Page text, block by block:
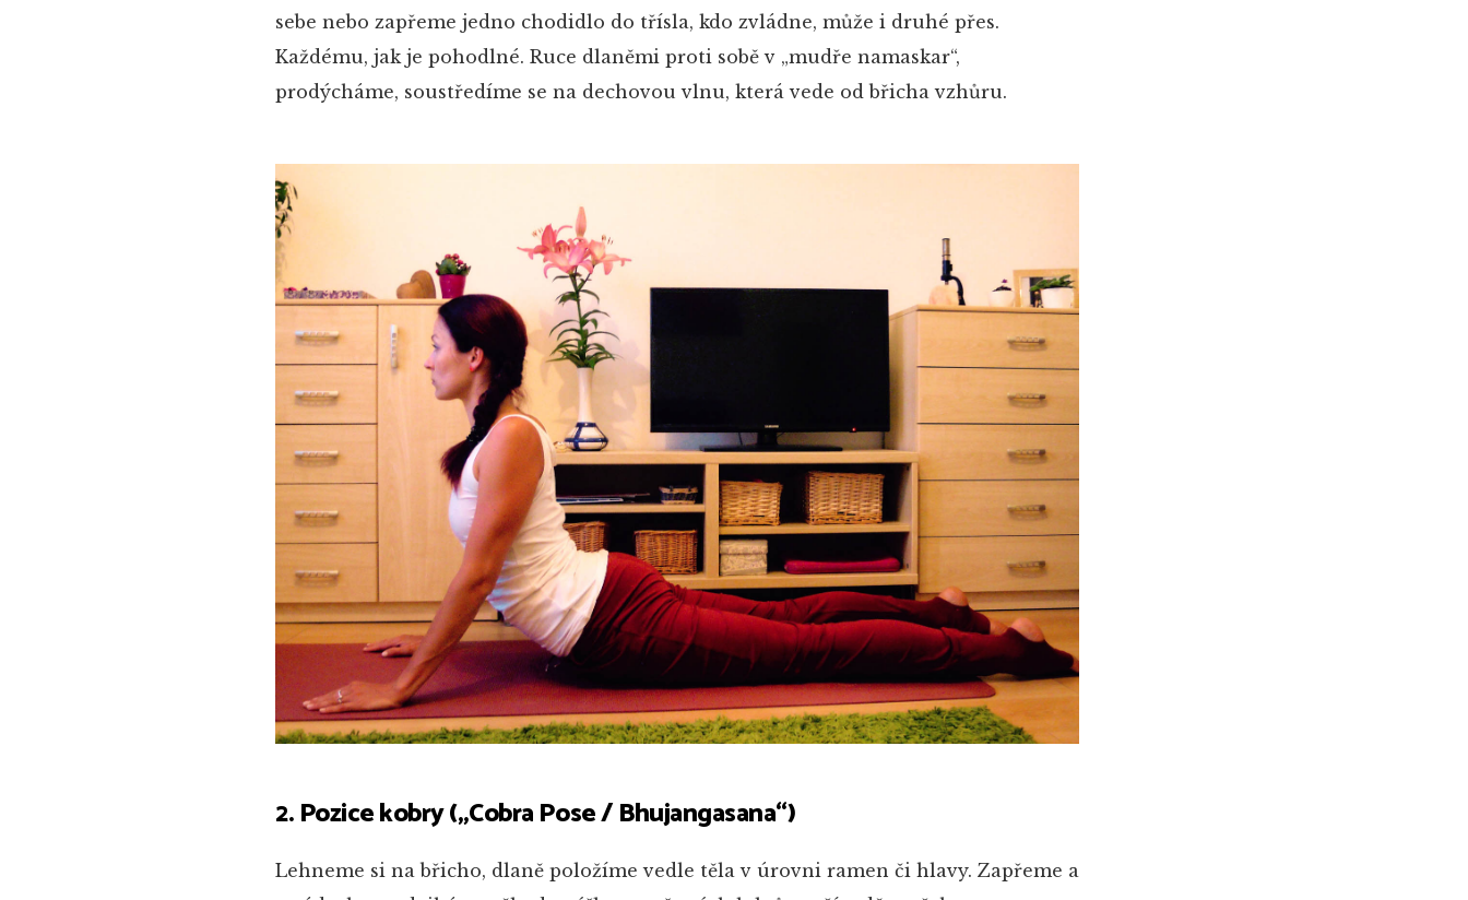
sebe nebo zapřeme jedno chodidlo do třísla, kdo zvládne, může i druhé přes.
Každému, jak je pohodlné. Ruce dlaněmi proti sobě v „mudře namaskar“,
prodýcháme, soustředíme se na dechovou vlnu, která vede od břicha vzhůru.
2. Pozice kobry („Cobra Pose/ Bhujangasana“)
Lehneme si na břicho, dlaně položíme vedle těla v úrovni ramen či hlavy. Zapřeme a